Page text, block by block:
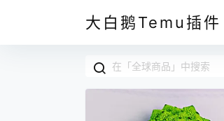
大白鹅Temu插件